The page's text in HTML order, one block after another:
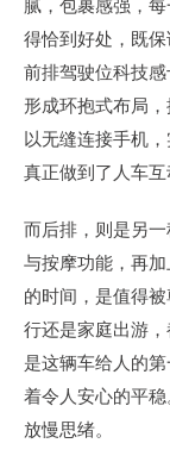
得恰到好处，既
前排驾驶位科技
形成环抱式布局
以无缝连接手机
真正做到了人车互
而后排，则是另
与按摩功能，再
的时间，是值得
行还是家庭出游
是这辆车给人的
着令人安心的平
放慢思绪。